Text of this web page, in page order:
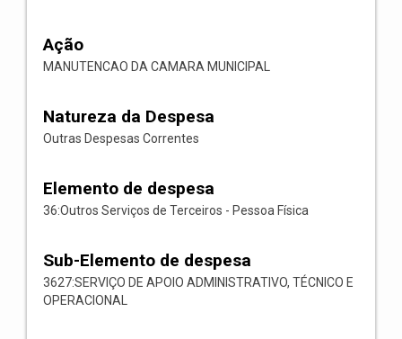
Ação
MANUTENCAO DA CAMARA MUNICIPAL
Natureza da Despesa
Outras Despesas Correntes
Elemento de despesa
36:Outros Serviços de Terceiros - Pessoa Física
Sub-Elemento de despesa
3627:SERVIÇO DE APOIO ADMINISTRATIVO, TÉCNICO E
OPERACIONAL